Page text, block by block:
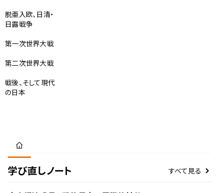
脱亜入欧、日清・
日露戦争
第一次世界大戦
第二次世界大戦
戦後、そして現代
の日本
学び直しノート すべて見る